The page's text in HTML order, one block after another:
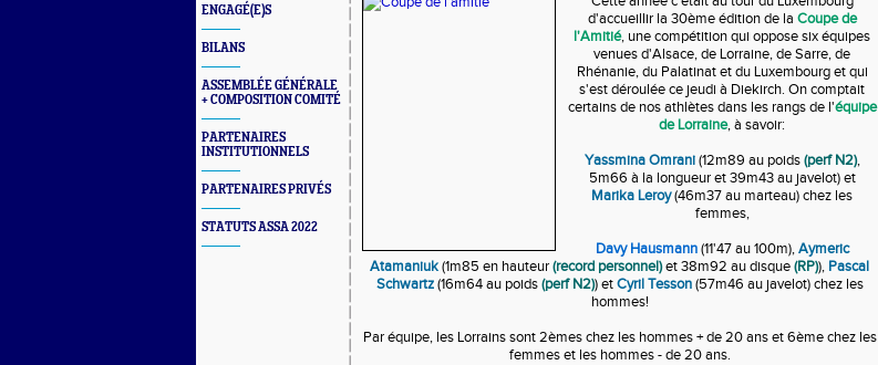
ENGAGÉ(E)S
BILANS
ASSEMBLÉE GÉNÉRALE
+ COMPOSITION COMITÉ
PARTENAIRES
INSTITUTIONNELS
PARTENAIRES PRIVÉS
STATUTS ASSA 2022
d'accueillir la 30ème édition de la Coupe de
l'Amitié, une compétition qui oppose six équipes
venues d'Alsace, de Lorraine, de Sarre, de
Rhénanie, du Palatinat et du Luxembourg et qui
s'est déroulée ce jeudi à Diekirch. On comptait
certains de nos athlètes dans les rangs de l'équipe
de Lorraine, à savoir:
Yassmina Omrani (12m89 au poids(perf N2),
5m66 à la longueur et 39m43 au javelot) et
Marika Leroy(46m37 au marteau) chez les
femmes,
Davy Hausmann(11'47 au 100m),Aymeric
Atamaniuk(1m85 en hauteur(record personnel)et 38m92 au disque(RP)), Pascal
Schwartz(16m64 au poids(perf N2)) et Cyril Tesson(57m46 au javelot) chez les
hommes!
Par équipe, les Lorrains sont 2èmes chez les hommes + de 20 ans et 6ème chez les
femmes et les hommes - de 20 ans.